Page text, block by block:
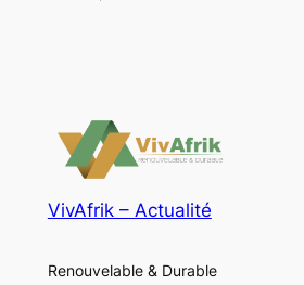
VivAfrik – Actualité
Renouvelable & Durable